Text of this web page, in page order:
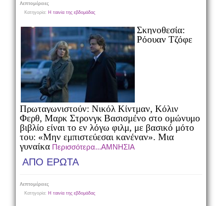
Λεπτομέρειες
Κατηγορία: Η ταινία της εβδομάδας
Σκηνοθεσία:
Ρόουαν Τζόφε
Πρωταγωνιστούν: Νικόλ Κίντμαν, Κόλιν
Φερθ, Μαρκ Στρονγκ Βασισμένο στο ομώνυμο
βιβλίο είναι το εν λόγω φιλμ, με βασικό μότο
του: «Μην εμπιστεύεσαι κανέναν». Μια
γυναίκα Περισσότερα...ΑΜΝΗΣΙΑ
ΑΠΟ ΕΡΩΤΑ
Λεπτομέρειες
Κατηγορία: Η ταινία της εβδομάδας